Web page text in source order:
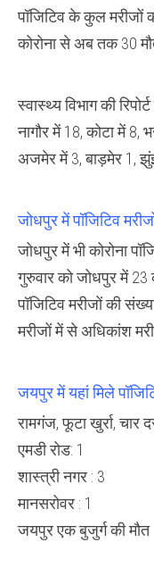
पॉजिटिव के कुल मरीजों
कोरोना से अब तक 30
स्वास्थ्य विभाग की
नागौर में 18, कोटा में 8,
अजमेर में 3, बाड़मेर 1,
जोधपुर में पॉजिटिव
जोधपुर में भी कोरोना
गुरुवार को जोधपुर में 23
पॉजिटिव मरीजों की
मरीजों में से अधिकांश
जयपुर में यहां मिले
रामगंज, फूटा खुर्रा, चार
एमडी रोड: 1
शास्त्री नगर : 3
मानसरोवर : 1
जयपुर एक बुजुर्ग की मौत